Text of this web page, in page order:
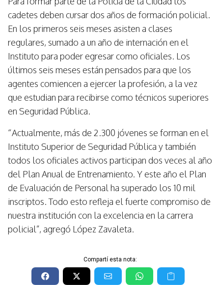
cadetes deben cursar dos años de formación policial.
En los primeros seis meses asisten a clases
regulares, sumado a un año de internación en el
Instituto para poder egresar como oficiales. Los
últimos seis meses están pensados para que los
agentes comiencen a ejercer la profesión, a la vez
que estudian para recibirse como técnicos superiores
en Seguridad Pública.
“Actualmente, más de 2.300 jóvenes se forman en el
Instituto Superior de Seguridad Pública y también
todos los oficiales activos participan dos veces al año
del Plan Anual de Entrenamiento. Y este año el Plan
de Evaluación de Personal ha superado los 10 mil
inscriptos. Todo esto refleja el fuerte compromiso de
nuestra institución con la excelencia en la carrera
policial”, agregó López Zavaleta.
Compartí esta nota: